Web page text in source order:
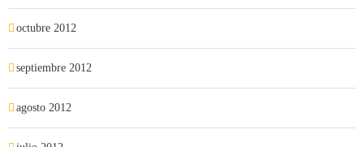
octubre 2012
septiembre 2012
agosto 2012